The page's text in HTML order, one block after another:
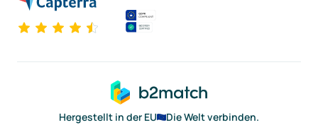
Hergestellt in der EU
Die Welt verbinden.